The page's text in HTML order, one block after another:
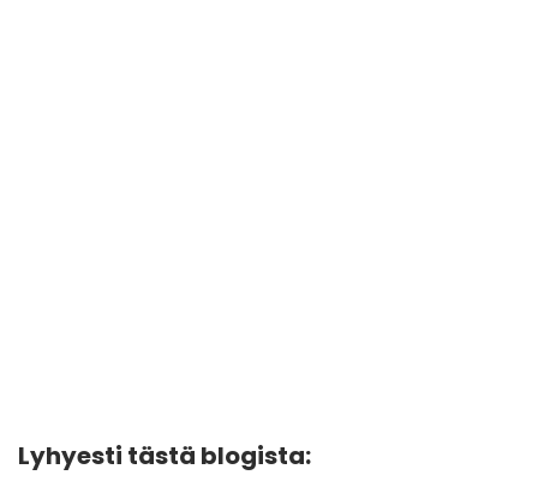
Lyhyesti tästä blogista: